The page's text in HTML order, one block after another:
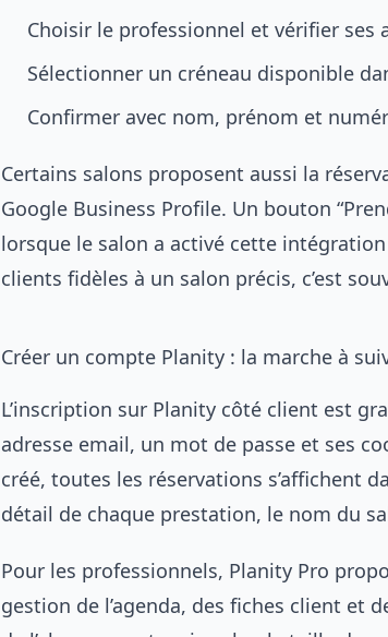
Choisir le professionnel et vérifier ses
Sélectionner un créneau disponible
Confirmer avec nom, prénom et
Certains salons proposent aussi la
Google Business Profile. Un bouton
lorsque le salon a activé cette
clients fidèles à un salon précis, c’est
Créer un compte Planity : la marche à
L’inscription sur Planity côté client est
adresse email, un mot de passe et ses
créé, toutes les réservations s’affichent
détail de chaque prestation, le nom du
Pour les professionnels, Planity Pro
gestion de l’agenda, des fiches client et